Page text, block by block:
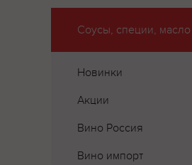
Соусы, специи, масло
Новинки
Акции
Вино Россия
Вино импорт